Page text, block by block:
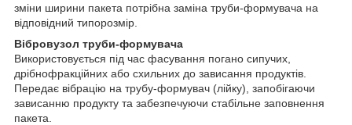
зміни ширини пакета потрібна заміна труби-формувача на
відповідний типорозмір.
Вібровузол труби-формувача
Використовується під час фасування погано сипучих,
дрібнофракційних або схильних до зависання продуктів.
Передає вібрацію на трубу-формувач (лійку), запобігаючи
зависанню продукту та забезпечуючи стабільне заповнення
пакета.